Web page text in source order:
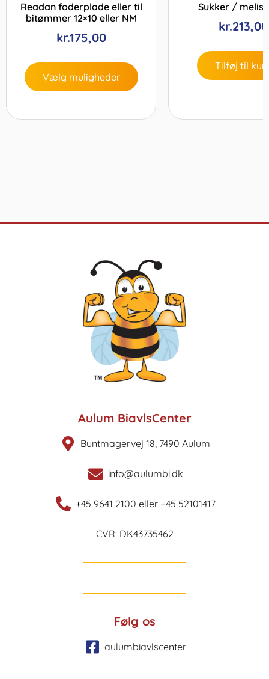
Readan foderplade eller til
bitømmer 12×10 eller NM
kr.175,00
Vælg muligheder
Sukker / melis
kr.213,00
Tilføj til
Aulum BiavlsCenter
Buntmagervej 18, 7490 Aulum
info@aulumbi.dk
+45 9641 2100 eller +45 52101417
CVR: DK43735462
Følg os
aulumbiavlscenter